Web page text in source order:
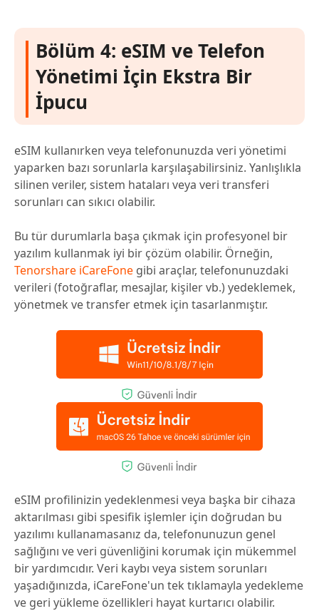
Bölüm 4: eSIM ve Telefon
Yönetimi İçin Ekstra Bir
İpucu
eSIM kullanırken veya telefonunuzda veri yönetimi
yaparken bazı sorunlarla karşılaşabilirsiniz. Yanlışlıkla
silinen veriler, sistem hataları veya veri transferi
sorunları can sıkıcı olabilir.
Bu tür durumlarla başa çıkmak için profesyonel bir
yazılım kullanmak iyi bir çözüm olabilir. Örneğin,
Tenorshare iCareFone gibi araçlar, telefonunuzdaki
verileri (fotoğraflar, mesajlar, kişiler vb.) yedeklemek,
yönetmek ve transfer etmek için tasarlanmıştır.
eSIM profilinizin yedeklenmesi veya başka bir cihaza
aktarılması gibi spesifik işlemler için doğrudan bu
yazılımı kullanamasanız da, telefonunuzun genel
sağlığını ve veri güvenliğini korumak için mükemmel
bir yardımcıdır. Veri kaybı veya sistem sorunları
yaşadığınızda, iCareFone'un tek tıklamayla yedekleme
ve geri yükleme özellikleri hayat kurtarıcı olabilir.